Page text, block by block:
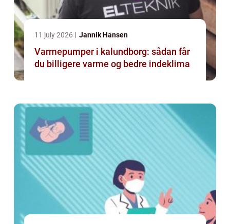
11 july 2026 Jannik Hansen
Varmepumper i kalundborg: sådan får
du billigere varme og bedre indeklima